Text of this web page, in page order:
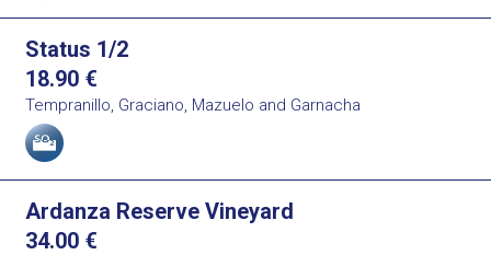
Status 1/2
18.90 €
Tempranillo, Graciano, Mazuelo and Garnacha
Allergens
Ardanza Reserve Vineyard
34.00 €